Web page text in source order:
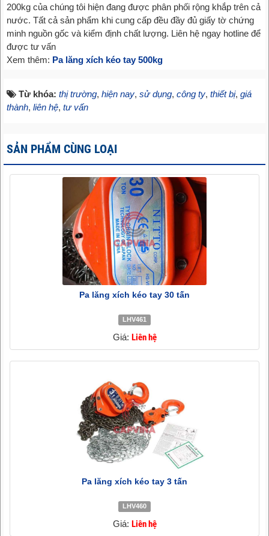
200kg của chúng tôi hiện đang được phân phối rộng khắp trên cả
nước. Tất cả sản phẩm khi cung cấp đều đầy đủ giấy tờ chứng
minh nguồn gốc và kiểm định chất lượng. Liên hệ ngay hotline để
được tư vấn
Xem thêm: Pa lăng xích kéo tay 500kg
Từ khóa: thị trường, hiện nay, sử dụng, công ty, thiết bị, giá
thành, liên hệ, tư vấn
SẢN PHẨM CÙNG LOẠI
Pa lăng xích kéo tay 30 tấn
LHV461
Giá: Liên hệ
Pa lăng xích kéo tay 3 tấn
LHV460
Giá: Liên hệ